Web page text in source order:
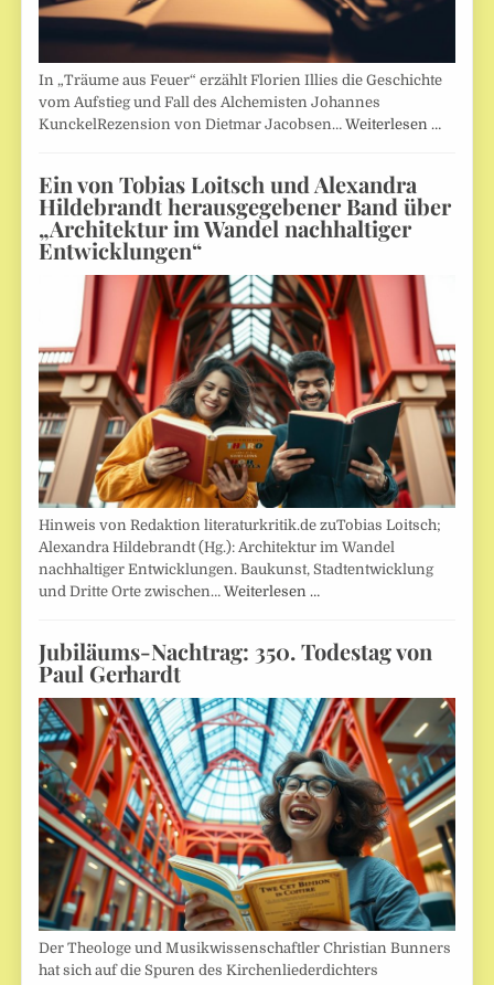
In „Träume aus Feuer“ erzählt Florien Illies die Geschichte
vom Aufstieg und Fall des Alchemisten Johannes
KunckelRezension von Dietmar Jacobsen…Weiterlesen …
Ein von Tobias Loitsch und Alexandra
Hildebrandt herausgegebener Band über
„Architektur im Wandel nachhaltiger
Entwicklungen“
Hinweis von Redaktion literaturkritik.de zuTobias Loitsch;
Alexandra Hildebrandt (Hg.): Architektur im Wandel
nachhaltiger Entwicklungen. Baukunst, Stadtentwicklung
und Dritte Orte zwischen…Weiterlesen …
Jubiläums-Nachtrag: 350. Todestag von
Paul Gerhardt
Der Theologe und Musikwissenschaftler Christian Bunners
hat sich auf die Spuren des Kirchenliederdichters